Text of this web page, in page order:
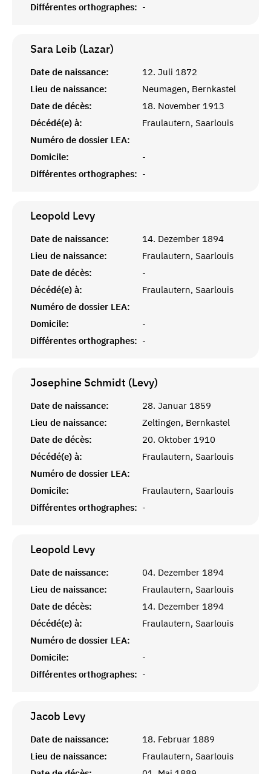
Différentes orthographes: -
Sara Leib (Lazar)
Date de naissance:
12. Juli 1872
Lieu de naissance:
Neumagen, Bernkastel
Date de décès:
18. November 1913
Décédé(e) à:
Fraulautern, Saarlouis
Numéro de dossier LEA:
Domicile:
-
Différentes orthographes: -
Leopold Levy
Date de naissance:
14. Dezember 1894
Lieu de naissance:
Fraulautern, Saarlouis
Date de décès:
-
Décédé(e) à:
Fraulautern, Saarlouis
Numéro de dossier LEA:
Domicile:
-
Différentes orthographes: -
Josephine Schmidt (Levy)
Date de naissance:
28. Januar 1859
Lieu de naissance:
Zeltingen, Bernkastel
Date de décès:
20. Oktober 1910
Décédé(e) à:
Fraulautern, Saarlouis
Numéro de dossier LEA:
Domicile:
Fraulautern, Saarlouis
Différentes orthographes: -
Leopold Levy
Date de naissance:
04. Dezember 1894
Lieu de naissance:
Fraulautern, Saarlouis
Date de décès:
14. Dezember 1894
Décédé(e) à:
Fraulautern, Saarlouis
Numéro de dossier LEA:
Domicile:
-
Différentes orthographes: -
Jacob Levy
Date de naissance:
18. Februar 1889
Lieu de naissance:
Fraulautern, Saarlouis